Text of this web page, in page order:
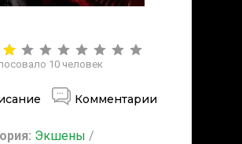
10 человек
Комментарии
Экшены /